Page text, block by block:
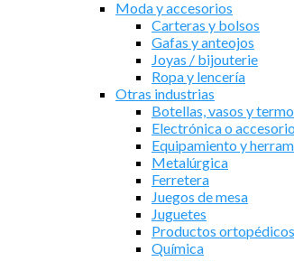
Moda y accesorios
Carteras y bolsos
Gafas y anteojos
Joyas / bijouterie
Ropa y lencería
Otras industrias
Botellas, vasos y
Electrónica o
Equipamiento y
Metalúrgica
Ferretera
Juegos de mesa
Juguetes
Productos ortopédicos
Química